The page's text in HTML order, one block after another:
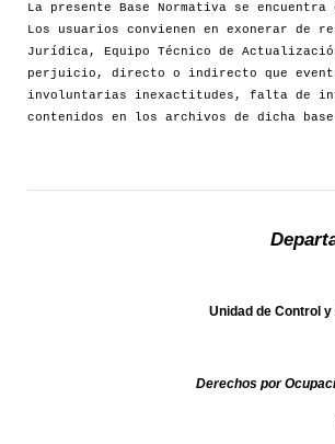
La presente Base Normativa se
Los usuarios convienen en exonerar de
Jurídica, Equipo Técnico de
perjuicio, directo o indirecto que
involuntarias inexactitudes, falta de
contenidos en los archivos de dicha
Unidad de Control
Derechos por